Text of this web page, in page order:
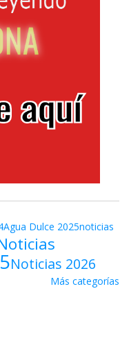
Agua Dulce 2025noticias
Noticias 2026
Más categorías